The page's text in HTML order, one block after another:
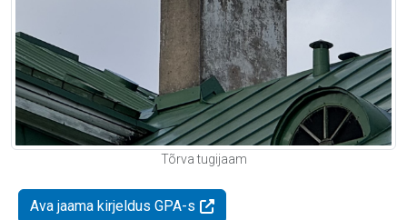
Tõrva tugijaam
Ava jaama kirjeldus GPA-s